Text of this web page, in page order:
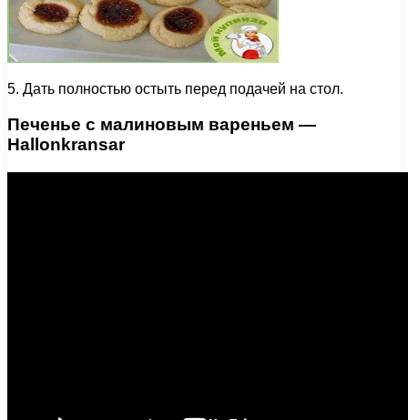
5. Дать полностью остыть перед подачей на стол.
Печенье с малиновым вареньем —
Hallonkransar